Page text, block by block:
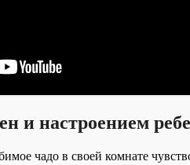
и настроением
чадо в своей комнате